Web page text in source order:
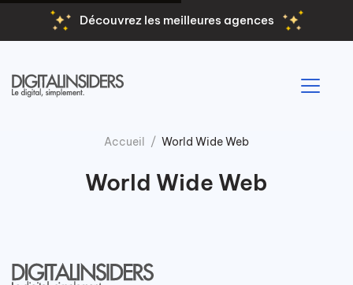
Découvrez les meilleures agences
Accueil World Wide Web
World Wide Web